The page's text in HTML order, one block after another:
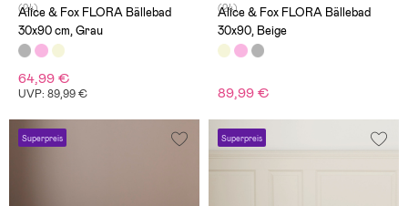
(24)
Alice & Fox FLORA Bällebad
30x90 cm, Grau
64,99 €
UVP: 89,99 €
(24)
Alice & Fox FLORA Bällebad
30x90, Beige
89,99 €
Superpreis Superpreis